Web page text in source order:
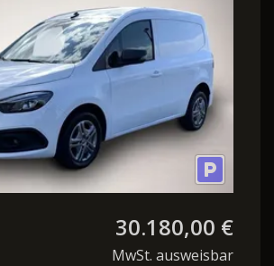
30.180,00 €
MwSt. ausweisbar